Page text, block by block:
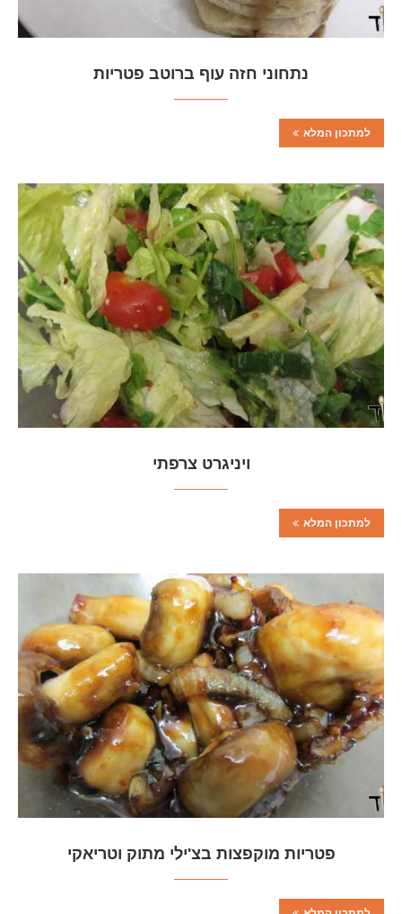
נתחוני חזה עוף ברוטב פטריות
למתכון המלא
ויניגרט צרפתי
למתכון המלא
פטריות מוקפצות בצ'ילי מתוק וטריאקי